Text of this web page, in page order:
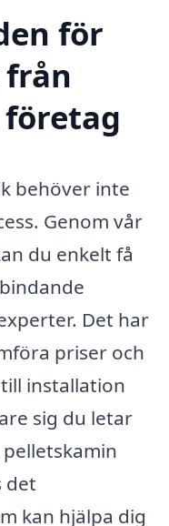
för
behöver inte
Genom vår
du enkelt få
Det har
priser och
installation
sig du letar
det
kan hjälpa dig